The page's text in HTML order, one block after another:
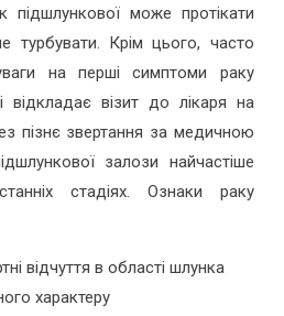
підшлункової може протікати
турбувати. Крім цього, часто
на перші симптоми раку
відкладає візит до лікаря на
пізнє звертання за медичною
залози найчастіше
стадіях. Ознаки раку
відчуття в області шлунка
характеру